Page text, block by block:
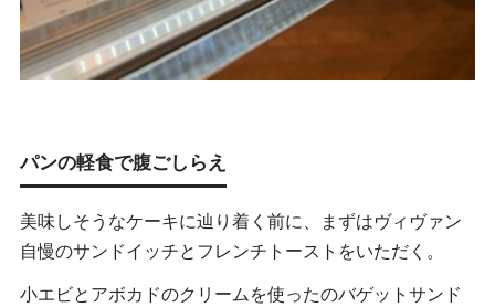
パンの軽食で腹ごしらえ
美味しそうなケーキに辿り着く前に、まずはヴィヴァン
自慢のサンドイッチとフレンチトーストをいただく。
小エビとアボカドのクリームを使ったのバゲットサンド